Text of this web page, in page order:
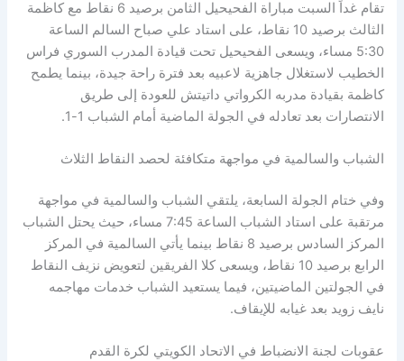
تقام غداً السبت مباراة الفحيحيل الثامن برصيد 6 نقاط مع كاظمة
الثالث برصيد 10 نقاط، على استاد علي صباح السالم الساعة
5:30 مساء، ويسعى الفحيحيل تحت قيادة المدرب السوري فراس
الخطيب لاستغلال جاهزية لاعبيه بعد فترة راحة جيدة، بينما يطمح
كاظمة بقيادة مدربه الكرواتي داتيتش للعودة إلى طريق
الانتصارات بعد تعادله في الجولة الماضية أمام الشباب 1-1.
الشباب والسالمية في مواجهة متكافئة لحصد النقاط الثلاث
وفي ختام الجولة السابعة، يلتقي الشباب والسالمية في مواجهة
مرتقبة على استاد الشباب الساعة 7:45 مساء، حيث يحتل الشباب
المركز السادس برصيد 8 نقاط بينما يأتي السالمية في المركز
الرابع برصيد 10 نقاط، ويسعى كلا الفريقين لتعويض نزيف النقاط
في الجولتين الماضيتين، فيما يستعيد الشباب خدمات مهاجمه
نايف زويد بعد غيابه للإيقاف.
عقوبات لجنة الانضباط في الاتحاد الكويتي لكرة القدم